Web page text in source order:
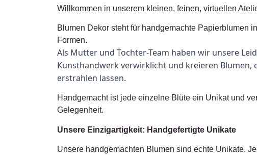
Willkommen in unserem kleinen, feinen, virtuellen
Blumen Dekor steht für handgemachte Papierblumen
Formen.
Als Mutter und Tochter-Team haben wir unsere
Kunsthandwerk verwirklicht und kreieren Blumen,
erstrahlen lassen.
Handgemacht ist jede einzelne Blüte ein Unikat und
Gelegenheit.
Unsere Einzigartigkeit: Handgefertigte Unikate
Unsere handgemachten Blumen sind echte Unikate.